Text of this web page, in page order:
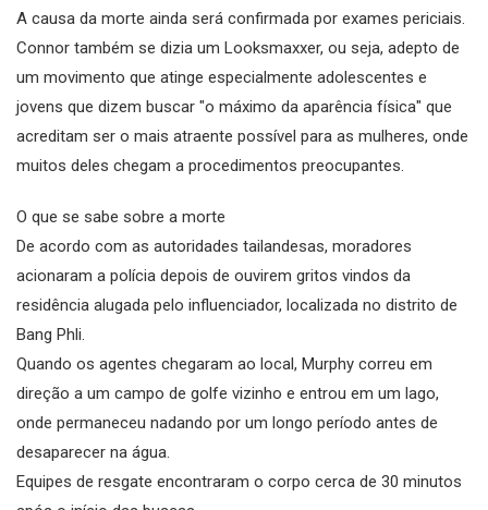
A causa da morte ainda será confirmada por exames periciais.
Connor também se dizia um Looksmaxxer, ou seja, adepto de
um movimento que atinge especialmente adolescentes e
jovens que dizem buscar "o máximo da aparência física" que
acreditam ser o mais atraente possível para as mulheres, onde
muitos deles chegam a procedimentos preocupantes.
O que se sabe sobre a morte
De acordo com as autoridades tailandesas, moradores
acionaram a polícia depois de ouvirem gritos vindos da
residência alugada pelo influenciador, localizada no distrito de
Bang Phli.
Quando os agentes chegaram ao local, Murphy correu em
direção a um campo de golfe vizinho e entrou em um lago,
onde permaneceu nadando por um longo período antes de
desaparecer na água.
Equipes de resgate encontraram o corpo cerca de 30 minutos